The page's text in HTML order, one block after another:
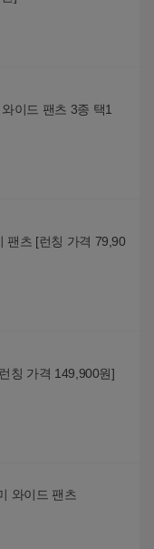
이드 팬츠 3종 택1
팬츠 [런칭 가격 79,90
칭 가격 149,900원]
와이드 팬츠